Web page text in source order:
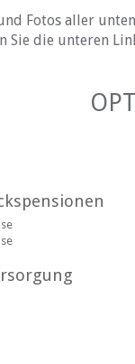
Fotos aller
Sie die unteren